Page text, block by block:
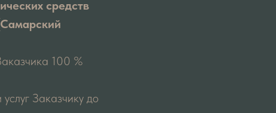
средств
100 %
Заказчику до